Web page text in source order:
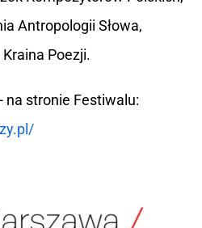
Antropologii Słowa,
Poezji.
na stronie Festiwalu: